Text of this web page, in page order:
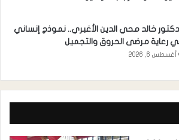
خالد محي الدين الأغبري.. نموذج إنساني
رعاية مرضى الحروق والتجميل
أغسطس 6, 2026